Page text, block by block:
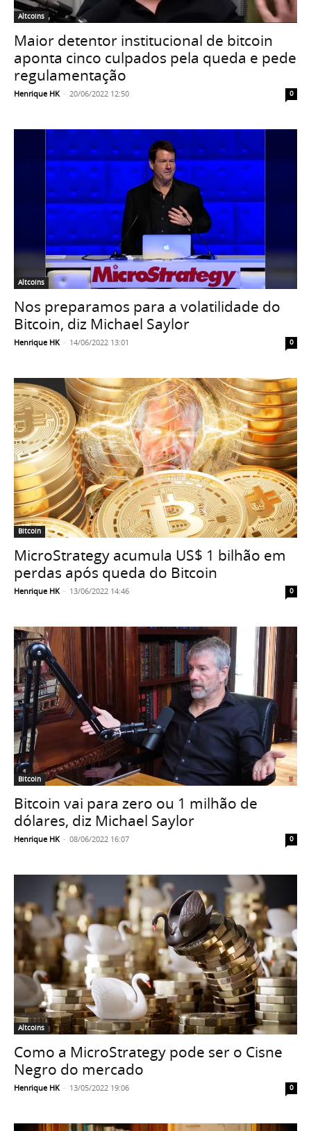
Altcoins
Maior detentor institucional de bitcoin
aponta cinco culpados pela queda e pede
regulamentação
Henrique HK - 20/06/2022 12:50 0
Altcoins
Nos preparamos para a volatilidade do
Bitcoin, diz Michael Saylor
Henrique HK - 14/06/2022 13:01 0
Bitcoin
MicroStrategy acumula US$ 1 bilhão em
perdas após queda do Bitcoin
Henrique HK - 13/06/2022 14:46 0
Bitcoin
Bitcoin vai para zero ou 1 milhão de
dólares, diz Michael Saylor
Henrique HK - 08/06/2022 16:07 0
Altcoins
Como a MicroStrategy pode ser o Cisne
Negro do mercado
Henrique HK - 13/05/2022 19:06 0